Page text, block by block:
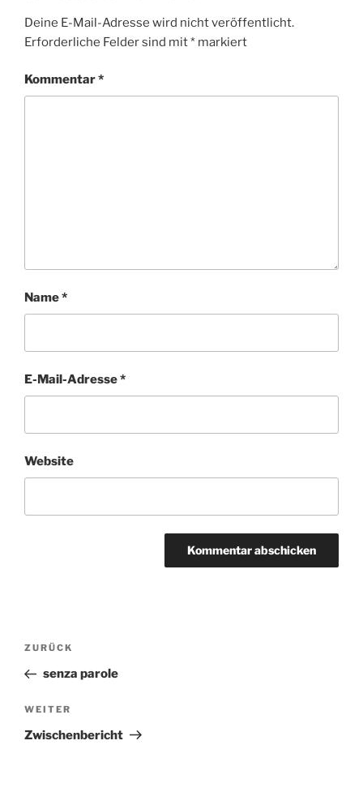
Deine E-Mail-Adresse wird nicht veröffentlicht.
Erforderliche Felder sind mit* markiert
Kommentar*
Name*
E-Mail-Adresse*
Website
Beitragsnavigation
Vorheriger
Beitrag
ZURÜCK
senza parole
Nächster
Beitrag
WEITER
Zwischenbericht